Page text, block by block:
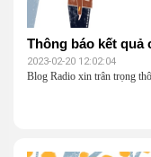
Thông báo kết quả
2023-02-20 12:02:04
Blog Radio xin trân trọng